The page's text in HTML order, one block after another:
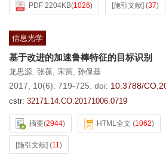
PDF 2204KB(1026) [施引文献] (37)
信息光学
基于改进的加速鲁棒特征的目标识别
龙思源, 张葆, 宋策, 孙保基
2017, 10(6): 719-725. doi: 10.3788/
cstr: 32171.14.CO.20171006.0719
摘要(2944) HTML全文 (1062)
[施引文献] (11)